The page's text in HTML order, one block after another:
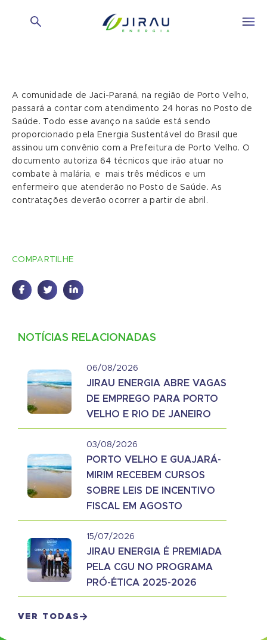
A comunidade de Jaci-Paraná, na região de Porto Velho,
passará a contar com atendimento 24 horas no Posto de
Saúde. Todo esse avanço na saúde está sendo
proporcionado pela Energia Sustentável do Brasil que
assinou um convênio com a Prefeitura de Porto Velho. O
documento autoriza 64 técnicos que irão atuar no
combate à malária, e mais três médicos e um
enfermeiro que atenderão no Posto de Saúde. As
contratações deverão ocorrer a partir de abril.
COMPARTILHE
NOTÍCIAS RELACIONADAS
06/08/2026
JIRAU ENERGIA ABRE VAGAS
DE EMPREGO PARA PORTO
VELHO E RIO DE JANEIRO
03/08/2026
PORTO VELHO E GUAJARÁ-
MIRIM RECEBEM CURSOS
SOBRE LEIS DE INCENTIVO
FISCAL EM AGOSTO
15/07/2026
JIRAU ENERGIA É PREMIADA
PELA CGU NO PROGRAMA
PRÓ-ÉTICA 2025-2026
VER TODAS